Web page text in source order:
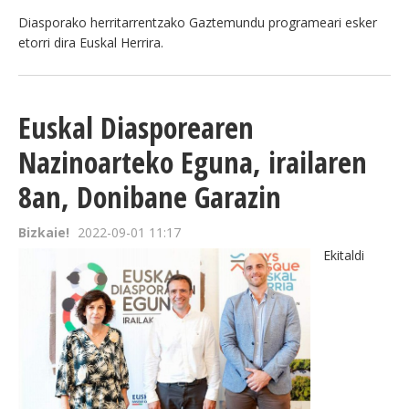
Diasporako herritarrentzako Gaztemundu programeari esker
etorri dira Euskal Herrira.
Euskal Diasporearen
Nazinoarteko Eguna, irailaren
8an, Donibane Garazin
Bizkaie! 2022-09-01 11:17
Ekitaldi